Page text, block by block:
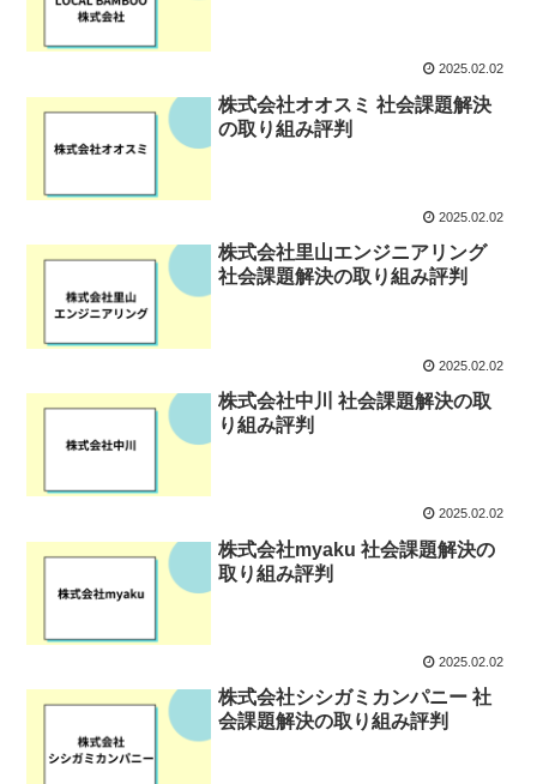
2025.02.02
株式会社オオスミ 社会課題解決
の取り組み評判
2025.02.02
株式会社里山エンジニアリング
社会課題解決の取り組み評判
2025.02.02
株式会社中川 社会課題解決の取
り組み評判
2025.02.02
株式会社myaku 社会課題解決の
取り組み評判
2025.02.02
株式会社シシガミカンパニー 社
会課題解決の取り組み評判